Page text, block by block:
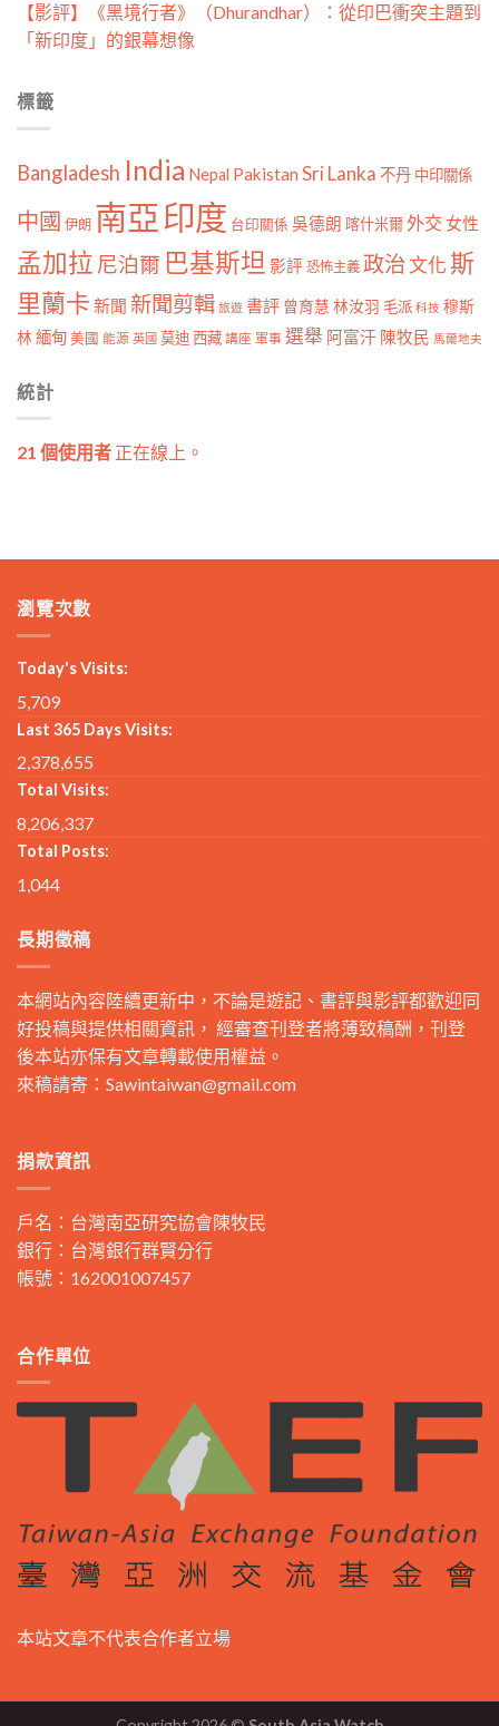
【影評】《黑境行者》（Dhurandhar）：從印巴衝突主題到
「新印度」的銀幕想像
標籤
Bangladesh India Nepal Pakistan Sri Lanka 不丹 中印關係
中國 伊朗 南亞印度 台印關係 吳德朗 喀什米爾外交 女性
孟加拉 尼泊爾 巴基斯坦 影評 恐怖主義 政治文化斯
里蘭卡 新聞 新聞剪輯 旅遊 書評 曾育慧 林汝羽 毛派 科技 穆斯
林 緬甸 美國 能源 英國 莫迪 西藏 講座 軍事 選舉 阿富汗 陳牧民 馬爾地夫
統計
21 個使用者 正在線上。
瀏覽次數
Today's Visits:
5,709
Last 365 Days Visits:
2,378,655
Total Visits:
8,206,337
Total Posts:
1,044
長期徵稿
本網站內容陸續更新中，不論是遊記、書評與影評都歡迎同
好投稿與提供相關資訊， 經審查刊登者將薄致稿酬，刊登
後本站亦保有文章轉載使用權益。
來稿請寄： Sawintaiwan@gmail.com
捐款資訊
戶名：台灣南亞研究協會陳牧民
銀行：台灣銀行群賢分行
帳號：162001007457
合作單位
本站文章不代表合作者立場